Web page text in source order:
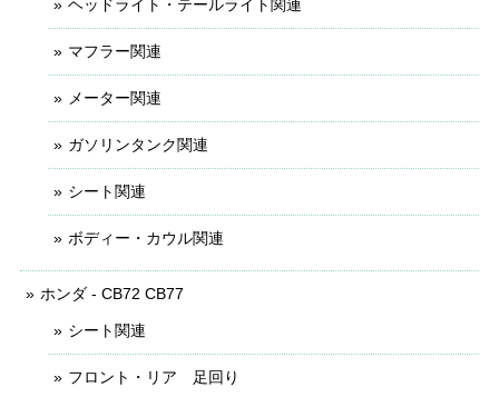
ヘッドライト・テールライト関連
マフラー関連
メーター関連
ガソリンタンク関連
シート関連
ボディー・カウル関連
ホンダ - CB72 CB77
シート関連
フロント・リア 足回り